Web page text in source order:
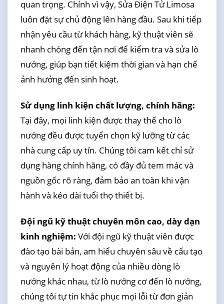
quan trọng. Chính vì vậy, Sửa Điện Tử Limosa
luôn đặt sự chủ động lên hàng đầu. Sau khi tiếp
nhận yêu cầu từ khách hàng, kỹ thuật viên sẽ
nhanh chóng đến tận nơi để kiểm tra và sửa lò
nướng, giúp bạn tiết kiệm thời gian và hạn chế
ảnh hưởng đến sinh hoạt.
Sử dụng linh kiện chất lượng, chính hãng:
Tại đây, mọi linh kiện được thay thế cho lò
nướng đều được tuyển chọn kỹ lưỡng từ các
nhà cung cấp uy tín. Chúng tôi cam kết chỉ sử
dụng hàng chính hãng, có đầy đủ tem mác và
nguồn gốc rõ ràng, đảm bảo an toàn khi vận
hành và kéo dài tuổi thọ thiết bị.
Đội ngũ kỹ thuật chuyên môn cao, dày dạn
kinh nghiệm: Với đội ngũ kỹ thuật viên được
đào tạo bài bản, am hiểu chuyên sâu về cấu tạo
và nguyên lý hoạt động của nhiều dòng lò
nướng khác nhau, từ lò nướng cơ đến lò nướng,
chúng tôi tự tin khắc phục mọi lỗi từ đơn giản